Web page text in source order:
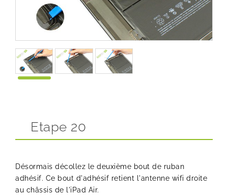
Etape 20
Désormais décollez le deuxième bout de ruban
adhésif. Ce bout d'adhésif retient l'antenne wifi droite
au châssis de l'iPad Air.